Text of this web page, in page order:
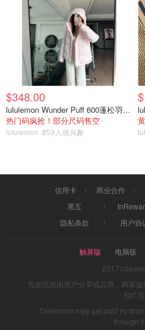
人，点一个小份羊汤，然后喝
汤，真的喝到饱哈哈！ 重点来
太香了友友们！是那种酥脆，
香，我太爱了😋真的吃不够！
大，一咬就喷汁。相比来说，
淡，肉也有点少，可点可不点
不错，清淡爽口！最后吃个脆脆
👉🏻作为家常菜，味道还是不错
多伦多火锅
大龙燚火锅
快乐小羊、
味美食盘点！
加国铲屎官
$348.00
lululemon Wunder Puff 600蓬松羽绒夹克
热门码疯抢！部分尺码售空
lululemon 853人感兴趣
信用卡 商业合作
黑五
隐私条款
用户协
触屏版 电脑版
页面信息由用户分享或品牌、商家
扣广告
Dealmoon may get paid by
through